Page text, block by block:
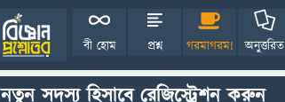
বী হোম প্রশ্ন গরমাগরম! অনুত্তরিত
নতুন সদস্য হিসাবে রেজিস্ট্রেশন করুন